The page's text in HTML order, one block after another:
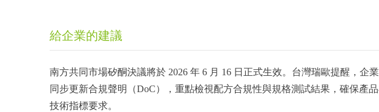
給企業的建議
南方共同市場矽酮決議將於 2026 年 6 月 16 日正式生效。台灣瑞歐提醒，企
同步更新合規聲明（DoC），重點檢視配方合規性與規格測試結果，確保產
技術指標要求。